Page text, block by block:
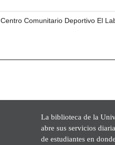
Centro Comunitario Deportivo El
La biblioteca de la
abre sus servicios
de estudiantes en